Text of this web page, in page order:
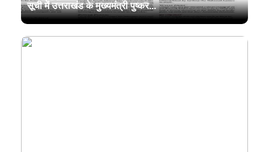
सूची में उत्तराखंड के मुख्यमंत्री पुष्कर...